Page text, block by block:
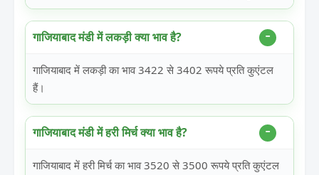
गाजियाबाद मंडी में लकड़ी क्या भाव है?
गाजियाबाद में लकड़ी का भाव 3422 से 3402 रूपये प्रति कुएंटल
हैं।
गाजियाबाद मंडी में हरी मिर्च क्या भाव है?
गाजियाबाद में हरी मिर्च का भाव 3520 से 3500 रूपये प्रति कुएंटल